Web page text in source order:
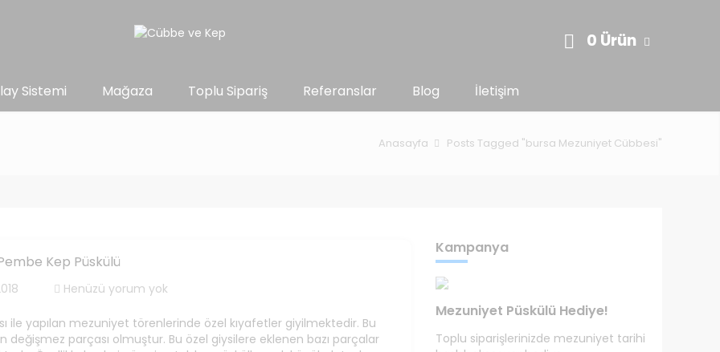
0 Ürün
Sistemi Mağaza Toplu Sipariş Referanslar Blog İletişim
Anasayfa Posts Tagged "bursa Mezuniyet Cübbesi"
Kep Püskülü
Henüzü yorum yok
ile yapılan mezuniyet törenlerinde özel kıyafetler giyilmektedir. Bu
parçası olmuştur. Bu özel giysilere eklenen bazı parçalar
Kampanya
Mezuniyet Püskülü Hediye!
Toplu siparişlerinizde mezuniyet tarihi